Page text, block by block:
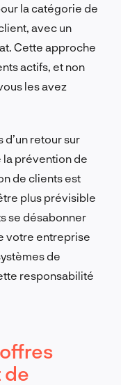
la catégorie de
avec un
Cette approche
actifs, et non
les avez
d’un retour sur
la prévention de
de clients est
plus prévisible
se désabonner
votre entreprise
de
responsabilité
de